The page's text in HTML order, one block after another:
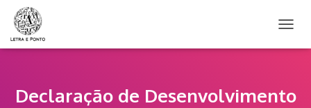
L
N
Declaração de Desenvolvimento